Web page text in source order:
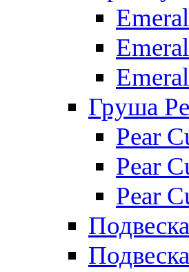
Груша
Pear
Pear
Pear